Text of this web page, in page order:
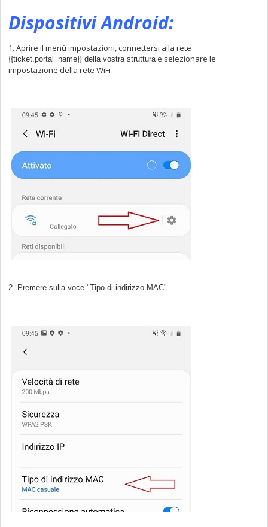
Dispositivi Android:
1. Aprire il menù impostazioni, connettersi alla rete
{{ticket.portal_name}} della vostra strutturae selezionare le
impostazione della rete WiFi
2. Premere sulla voce "Tipo di indirizzo MAC"